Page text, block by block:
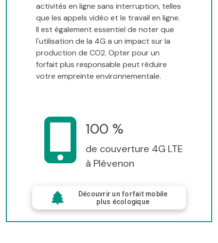
activités en ligne sans interruption, telles
que les appels vidéo et le travail en ligne.
Il est également essentiel de noter que
l'utilisation de la 4G a un impact sur la
production de CO2. Opter pour un
forfait plus responsable peut réduire
votre empreinte environnementale.
100 %
de couverture 4G LTE
à Plévenon
Découvrir un forfait mobile
plus écologique